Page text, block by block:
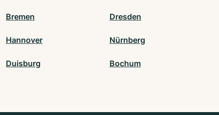
Bremen Dresden
Hannover Nürnberg
Duisburg Bochum